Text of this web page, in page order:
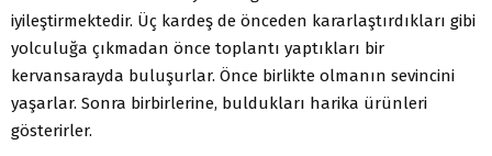
iyileştirmektedir. Üç kardeş de önceden kararlaştırdıkları gibi
yolculuğa çıkmadan önce toplantı yaptıkları bir
kervansarayda buluşurlar. Önce birlikte olmanın sevincini
yaşarlar. Sonra birbirlerine, buldukları harika ürünleri
gösterirler.